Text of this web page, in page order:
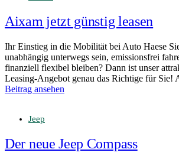
Aixam jetzt günstig leasen
Ihr Einstieg in die Mobilität bei Auto Haese
unabhängig unterwegs sein, emissionsfrei
finanziell flexibel bleiben? Dann ist unser
Leasing-Angebot genau das Richtige für
Beitrag ansehen
Jeep
Der neue Jeep Compass